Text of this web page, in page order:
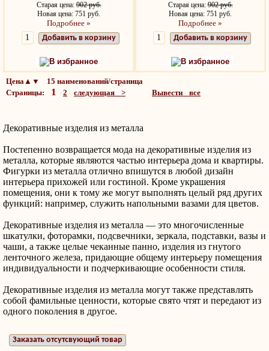
Старая цена:902 руб.
Новая цена: 751 руб.
Подробнее »
Добавить в корзину
В избранное
Старая цена:902 руб.
Новая цена: 751 руб.
Подробнее »
Добавить в корзину
В избранное
Цена▲▼ 15 наименований/страница
Страницы: 1 2 следующая > Вывести все
Декоративные изделия из металла
Постепенно возвращается мода на декоративные изделия из
металла, которые являются частью интерьера дома и квартиры.
Фигурки из металла отлично впишутся в любой дизайн
интерьера прихожей или гостиной. Кроме украшения
помещения, они к тому же могут выполнять целый ряд других
функций: например, служить напольными вазами для цветов.
Декоративные изделия из металла — это многочисленные
шкатулки, фоторамки, подсвечники, зеркала, подставки, вазы и
чаши, а также целые чеканные панно, изделия из гнутого
ленточного железа, придающие общему интерьеру помещения
индивидуальности и подчеркивающие особенности стиля.
Декоративные изделия из металла могут также представлять
собой фамильные ценности, которые свято чтят и передают из
одного поколения в другое.
Заказать отсутсвующий товар